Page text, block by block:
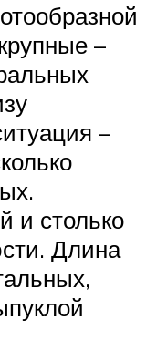
–
–
и столько
Длина